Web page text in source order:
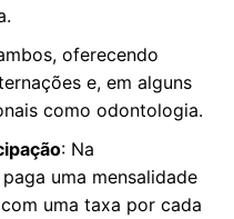
oferecendo
e, em alguns
como odontologia.
: Na
uma mensalidade
uma taxa por cada